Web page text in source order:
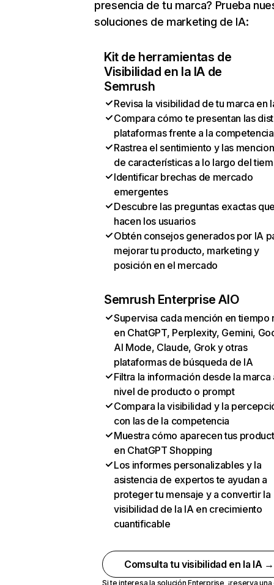
presencia de tu marca? Prueba
soluciones de marketing de IA:
Kit de herramientas de
Visibilidad en la IA de
Semrush
Revisa la visibilidad de tu marca en
Compara cómo te presentan las
plataformas frente a la competencia
Rastrea el sentimiento y las
de características a lo largo del
Identificar brechas de mercado
emergentes
Descubre las preguntas exactas
hacen los usuarios
Obtén consejos generados por IA
mejorar tu producto, marketing y
posición en el mercado
Semrush Enterprise AIO
Supervisa cada mención en tiempo
en ChatGPT, Perplexity, Gemini,
AI Mode, Claude, Grok y otras
plataformas de búsqueda de IA
Filtra la información desde la marca
nivel de producto o prompt
Compara la visibilidad y la
con las de la competencia
Muestra cómo aparecen tus
en ChatGPT Shopping
Los informes personalizables y la
asistencia de expertos te ayudan a
proteger tu mensaje y a convertir la
visibilidad de la IA en crecimiento
cuantificable
Comsulta tu visibilidad en la IA →
Si te interesa la solución Enterprise,¡reserva